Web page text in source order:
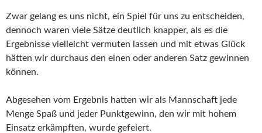
Zwar gelang es uns nicht, ein Spiel für uns zu entscheiden,
dennoch waren viele Sätze deutlich knapper, als es die
Ergebnisse vielleicht vermuten lassen und mit etwas Glück
hätten wir durchaus den einen oder anderen Satz gewinnen
können.
Abgesehen vom Ergebnis hatten wir als Mannschaft jede
Menge Spaß und jeder Punktgewinn, den wir mit hohem
Einsatz erkämpften, wurde gefeiert.